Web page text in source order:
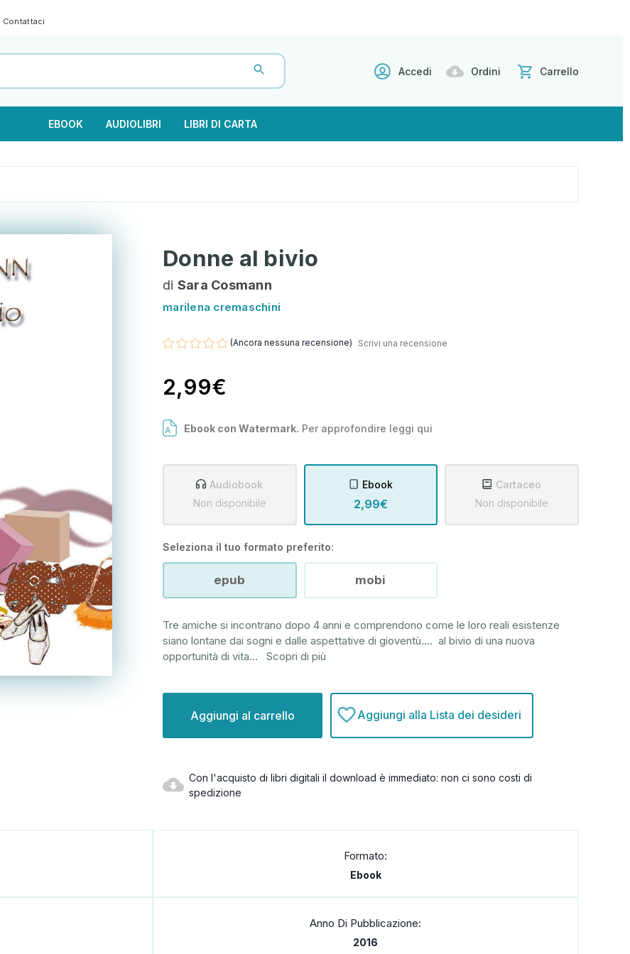
Contattaci
Accedi Ordini Carrello
EBOOK AUDIOLIBRI LIBRI DI CARTA
Donne al bivio
di Sara Cosmann
marilena cremaschini
(Ancora nessuna recensione) Scrivi una recensione
2,99€
Ebook con Watermark. Per approfondire leggi qui
Audiobook
Non disponibile
Ebook
2,99€
Cartaceo
Non disponibile
Seleziona il tuo formato preferito:
epub mobi
Tre amiche si incontrano dopo 4 anni e comprendono come le loro reali esistenze
siano lontane dai sogni e dalle aspettative di gioventù.... al bivio di una nuova
opportunità di vita... Scopri di più
attuale:
Aggiungi alla Lista dei desideri
Con l'acquisto di libri digitali il download è immediato: non ci sono costi di
spedizione
Formato:
Ebook
Anno Di Pubblicazione:
2016